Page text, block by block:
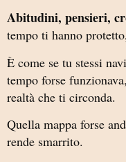
Abitudini, pensieri,
tempo ti hanno
È come se tu stessi
tempo forse
realtà che ti circonda.
Quella mappa forse
rende smarrito.